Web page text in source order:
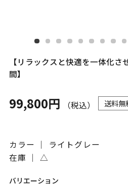
【リラックスと快適を一体化さ
間】
99,800円 （税込） 送料無
カラー ｜ ライトグレー
在庫 ｜ △
バリエーション